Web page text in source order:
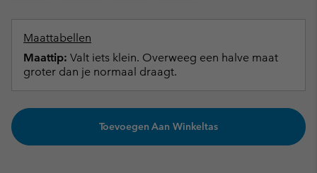
Maattabellen
Maattip: Valt iets klein. Overweeg een halve maat
groter dan je normaal draagt.
Toevoegen Aan Winkeltas